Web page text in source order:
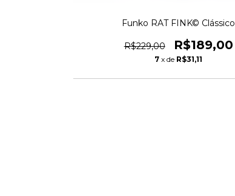
Funko RAT FINK© Clássico
R$229,00 R$189,00
7 x de R$31,11